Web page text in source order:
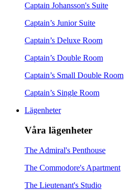
Captain Johansson's Suite
Captain’s Junior Suite
Captain’s Deluxe Room
Captain’s Double Room
Captain’s Small Double Room
Captain’s Single Room
Lägenheter
Våra lägenheter
The Admiral's Penthouse
The Commodore's Apartment
The Lieutenant's Studio